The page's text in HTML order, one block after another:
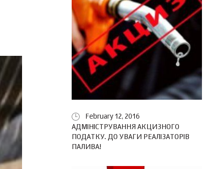
February 12, 2016
АДМІНІСТРУВАННЯ АКЦИЗНОГО
ПОДАТКУ. ДО УВАГИ РЕАЛІЗАТОРІВ
ПАЛИВА!